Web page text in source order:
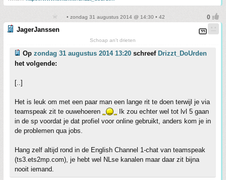
• zondag 31 augustus 2014 @ 14:30 • 42
JagerJanssen
Schoap an't drieten
Op zondag 31 augustus 2014 13:20 schreef Drizzt_DoUrden
het volgende:
[..]
Het is leuk om met een paar man een lange rit te doen terwijl je via
teamspeak zit te ouwehoeren
Ik zou echter wel tot lvl 5 gaan
in de sp voordat je dat profiel voor online gebruikt, anders kom je in
de problemen qua jobs.
Hang zelf altijd rond in de English Channel 1-chat van teamspeak
(ts3.ets2mp.com), je hebt wel NLse kanalen maar daar zit bijna
nooit iemand.